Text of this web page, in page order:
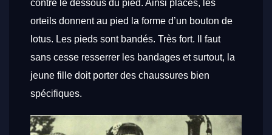
contre le dessous du pied. Ainsi placés, les
orteils donnent au pied la forme d’un bouton de
lotus. Les pieds sont bandés. Très fort. Il faut
sans cesse resserrer les bandages et surtout, la
jeune fille doit porter des chaussures bien
spécifiques.